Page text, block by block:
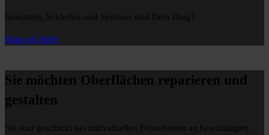
Spachteln, Schleifen und Sprühen sind Dein Ding?
Dann ab dafür
Sie möchten Oberflächen reparieren und
gestalten
Sie sind geschickt bei individuellen Feinarbeiten an beschädigten